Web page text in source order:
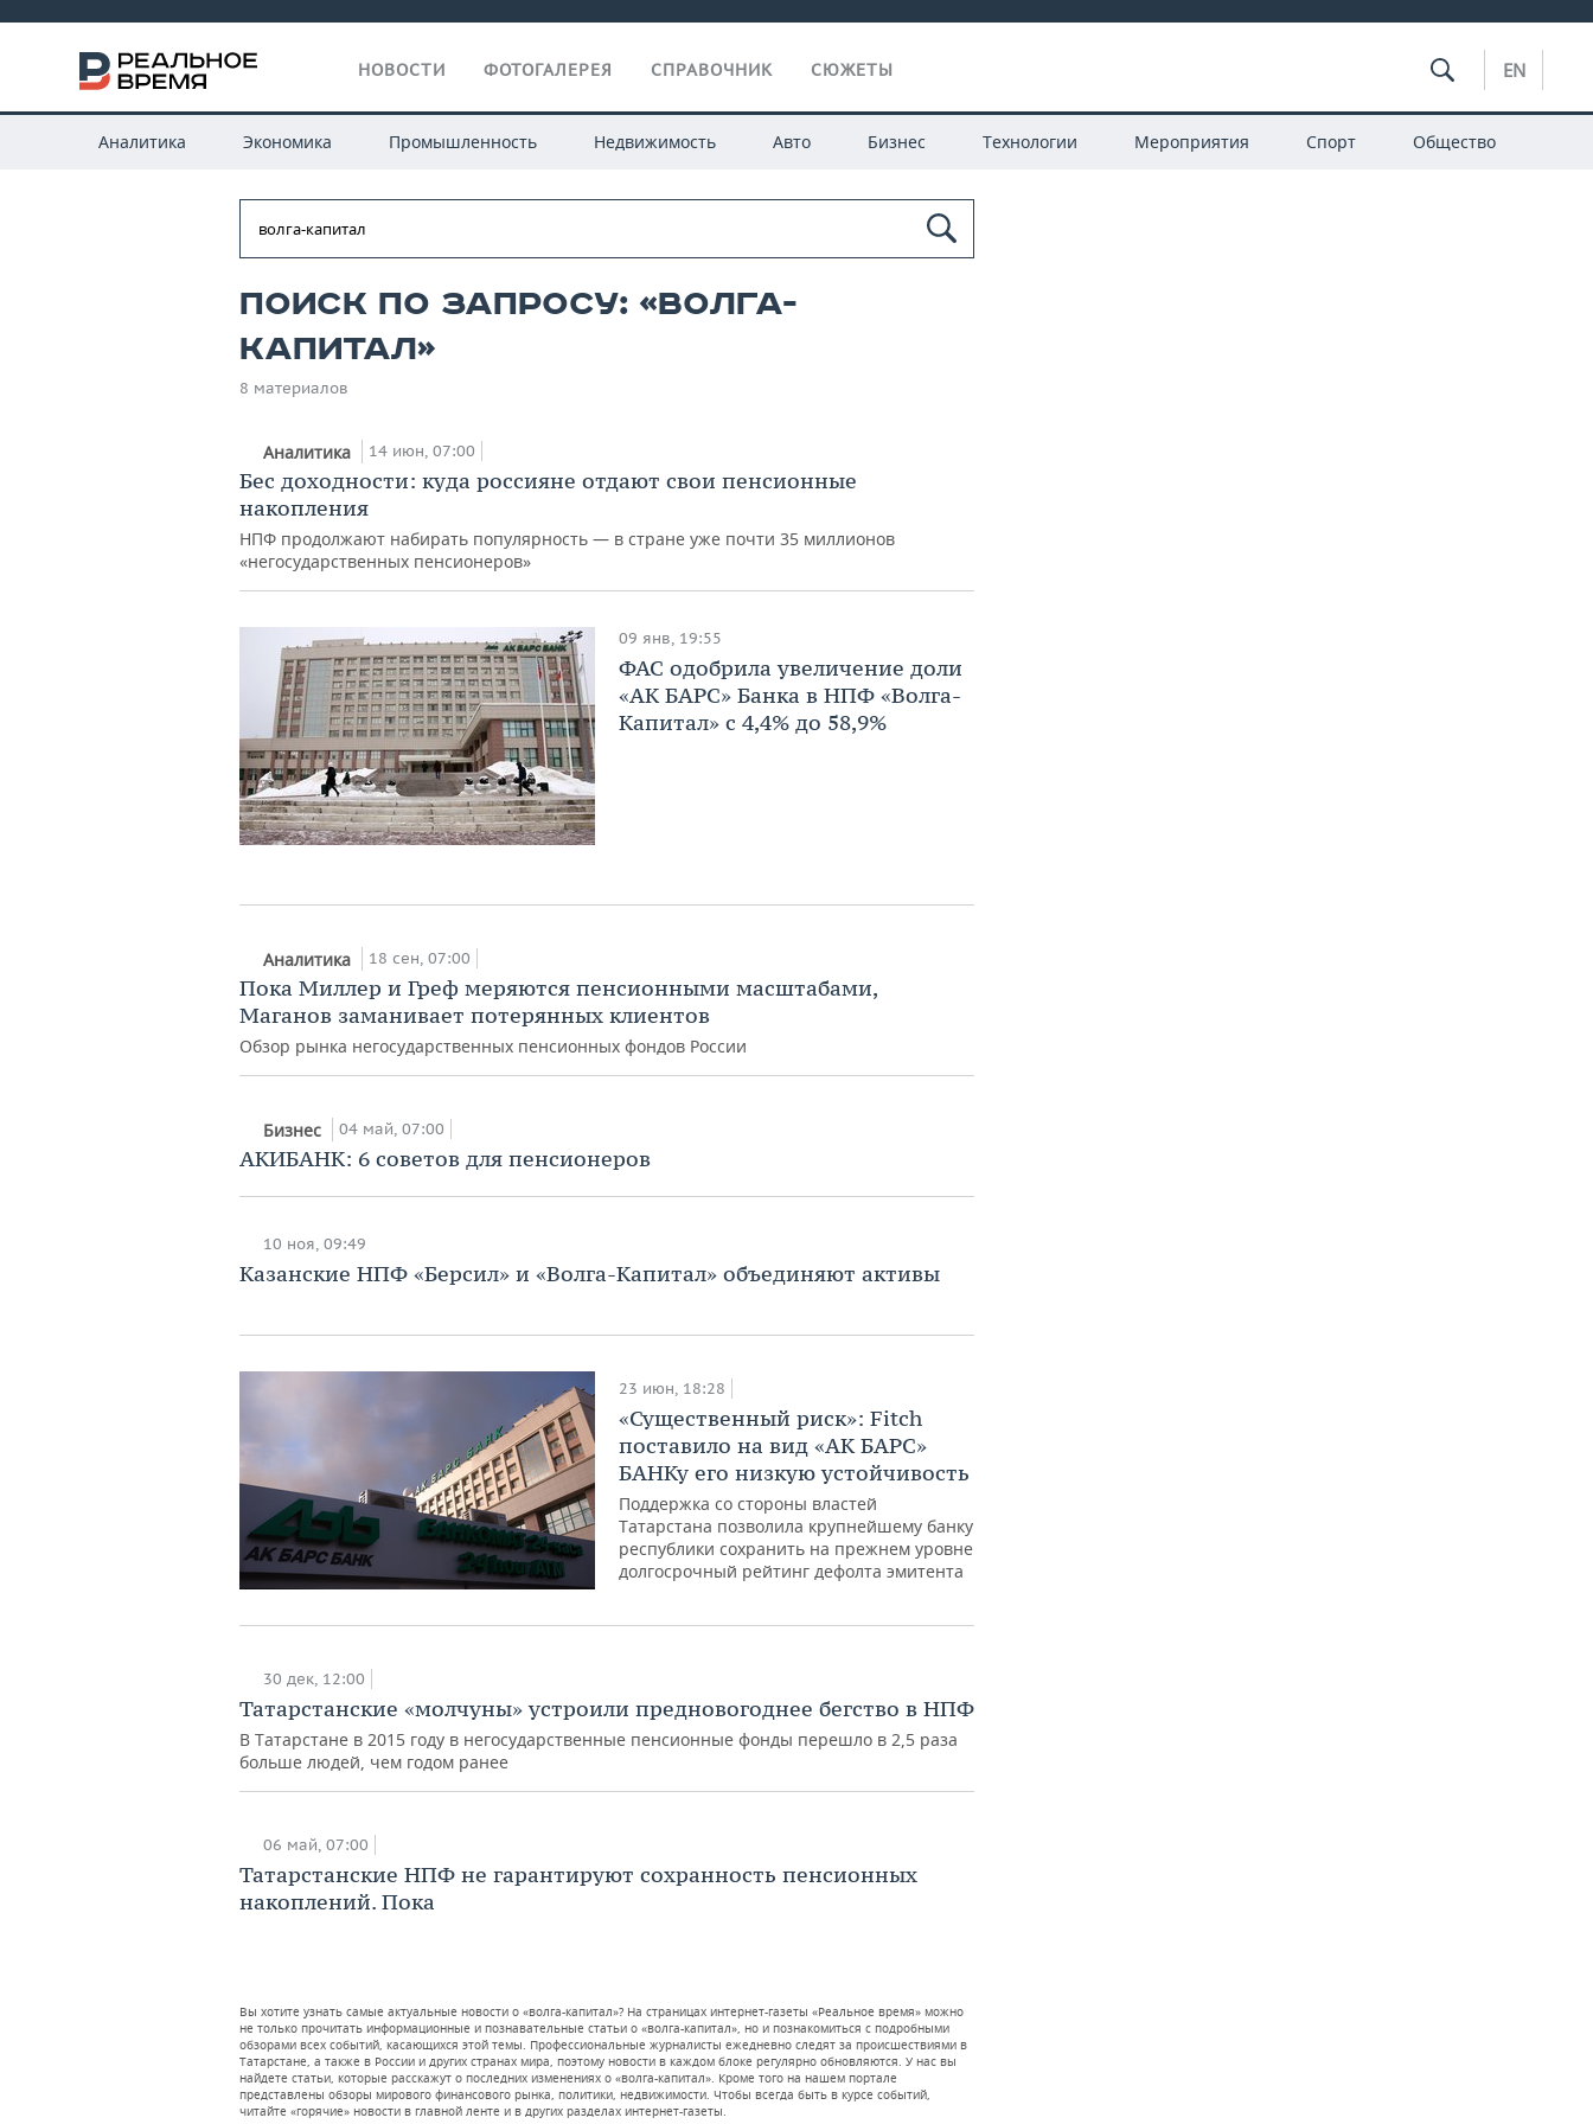
НОВОСТИ ФОТОГАЛЕРЕЯ СПРАВОЧНИК СЮЖЕТЫ EN
Аналитика Экономика Промышленность Недвижимость Авто Бизнес Технологии Мероприятия Спорт Общество
Поиск по запросу: «волга-
капитал»
8 материалов
Аналитика 14 июн, 07:00
Бес доходности: куда россияне отдают свои пенсионные
накопления
НПФ продолжают набирать популярность — в стране уже почти 35 миллионов
«негосударственных пенсионеров»
09 янв, 19:55
ФАС одобрила увеличение доли
«АК БАРС» Банка в НПФ «Волга-
Капитал» с 4,4% до 58,9%
Аналитика 18 сен, 07:00
Пока Миллер и Греф меряются пенсионными масштабами,
Маганов заманивает потерянных клиентов
Обзор рынка негосударственных пенсионных фондов России
Бизнес 04 май, 07:00
АКИБАНК: 6 советов для пенсионеров
10 ноя, 09:49
Казанские НПФ «Берсил» и «Волга-Капитал» объединяют активы
23 июн, 18:28
«Существенный риск»: Fitch
поставило на вид «АК БАРС»
БАНКу его низкую устойчивость
Поддержка со стороны властей
Татарстана позволила крупнейшему банку
республики сохранить на прежнем уровне
долгосрочный рейтинг дефолта эмитента
30 дек, 12:00
Татарстанские «молчуны» устроили предновогоднее бегство в НПФ
В Татарстане в 2015 году в негосударственные пенсионные фонды перешло в 2,5 раза
больше людей, чем годом ранее
06 май, 07:00
Татарстанские НПФ не гарантируют сохранность пенсионных
накоплений. Пока
Вы хотите узнать самые актуальные новости о «волга-капитал»? На страницах интернет-газеты «Реальное время» можно
не только прочитать информационные и познавательные статьи о «волга-капитал», но и познакомиться с подробными
обзорами всех событий, касающихся этой темы. Профессиональные журналисты ежедневно следят за происшествиями в
Татарстане, а также в России и других странах мира, поэтому новости в каждом блоке регулярно обновляются. У нас вы
найдете статьи, которые расскажут о последних изменениях о «волга-капитал». Кроме того на нашем портале
представлены обзоры мирового финансового рынка, политики, недвижимости. Чтобы всегда быть в курсе событий,
читайте «горячие» новости в главной ленте и в других разделах интернет-газеты.